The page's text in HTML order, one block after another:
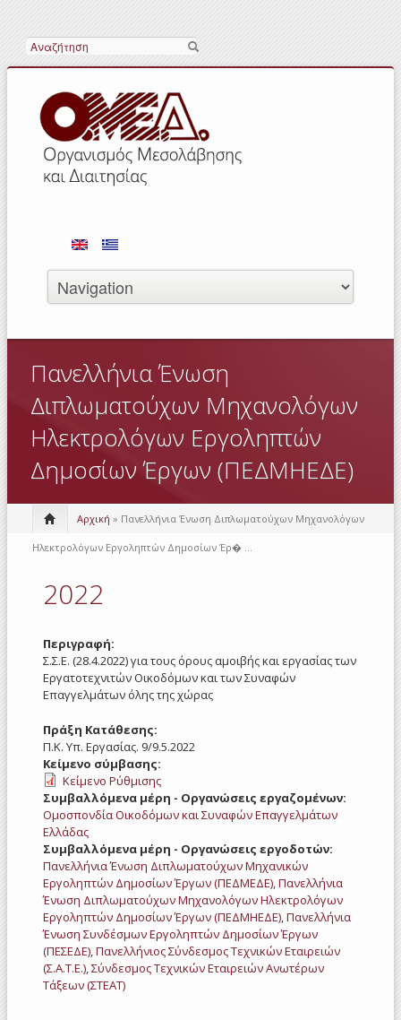
Αναζήτηση
Πανελλήνια Ένωση
Διπλωματούχων Μηχανολόγων
Ηλεκτρολόγων Εργοληπτών
Δημοσίων Έργων (ΠΕΔΜΗΕΔΕ)
Αρχική » Πανελλήνια Ένωση Διπλωματούχων Μηχανολόγων
Ηλεκτρολόγων Εργοληπτών Δημοσίων Έρ� ...
2022
Περιγραφή:
Σ.Σ.Ε. (28.4.2022) για τους όρους αμοιβής και εργασίας των
Εργατοτεχνιτών Οικοδόμων και των Συναφών
Επαγγελμάτων όλης της χώρας
Πράξη Κατάθεσης:
Π.Κ. Υπ. Εργασίας. 9/9.5.2022
Κείμενο σύμβασης:
Κείμενο Ρύθμισης
Συμβαλλόμενα μέρη - Οργανώσεις εργαζομένων:
Ομοσπονδία Οικοδόμων και Συναφών Επαγγελμάτων
Ελλάδας
Συμβαλλόμενα μέρη - Οργανώσεις εργοδοτών:
Πανελλήνια Ένωση Διπλωματούχων Μηχανικών
Εργοληπτών Δημοσίων Έργων (ΠΕΔΜΕΔΕ),Πανελλήνια
Ένωση Διπλωματούχων Μηχανολόγων Ηλεκτρολόγων
Εργοληπτών Δημοσίων Έργων (ΠΕΔΜΗΕΔΕ),Πανελλήνια
Ένωση Συνδέσμων Εργοληπτών Δημοσίων Έργων
(ΠΕΣΕΔΕ),Πανελλήνιος Σύνδεσμος Τεχνικών Εταιρειών
(Σ.Α.Τ.Ε.),Σύνδεσμος Τεχνικών Εταιρειών Ανωτέρων
Τάξεων (ΣΤΕΑΤ)